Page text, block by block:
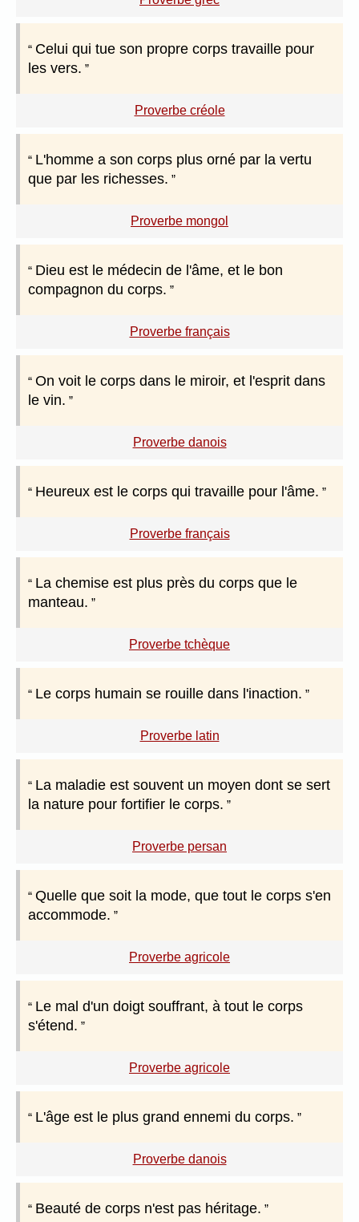
Celui qui tue son propre corps travaille pour
les vers.
Proverbe créole
L'homme a son corps plus orné par la vertu
que par les richesses.
Proverbe mongol
Dieu est le médecin de l'âme, et le bon
compagnon du corps.
Proverbe français
On voit le corps dans le miroir, et l'esprit dans
le vin.
Proverbe danois
Heureux est le corps qui travaille pour l'âme.
Proverbe français
La chemise est plus près du corps que le
manteau.
Proverbe tchèque
Le corps humain se rouille dans l'inaction.
Proverbe latin
La maladie est souvent un moyen dont se sert
la nature pour fortifier le corps.
Proverbe persan
Quelle que soit la mode, que tout le corps s'en
accommode.
Proverbe agricole
Le mal d'un doigt souffrant, à tout le corps
s'étend.
Proverbe agricole
L'âge est le plus grand ennemi du corps.
Proverbe danois
Beauté de corps n'est pas héritage.